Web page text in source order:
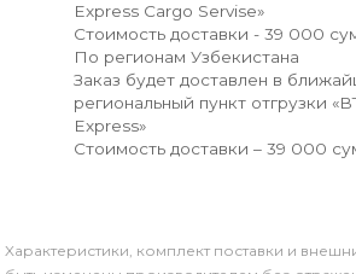
Express Cargo Servise»
Стоимость доставки - 39 000
По регионам Узбекистана
Заказ будет доставлен в
региональный пункт отгрузки
Express»
Стоимость доставки – 39 000
Xарактеристики, комплект поставки и